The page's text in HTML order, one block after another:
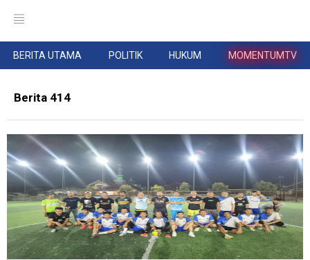
BERITA UTAMA POLITIK HUKUM MOMENTUMTV
Berita 414